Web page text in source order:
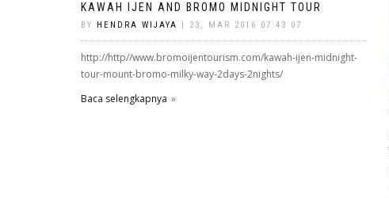
KAWAH IJEN AND BROMO MIDNIGHT TOUR
BY HENDRA WIJAYA | 23, MAR 2016 07:43:07
http://http//www.bromoijentourism.com/kawah-ijen-midnight-
tour-mount-bromo-milky-way-2days-2nights/
Baca selengkapnya